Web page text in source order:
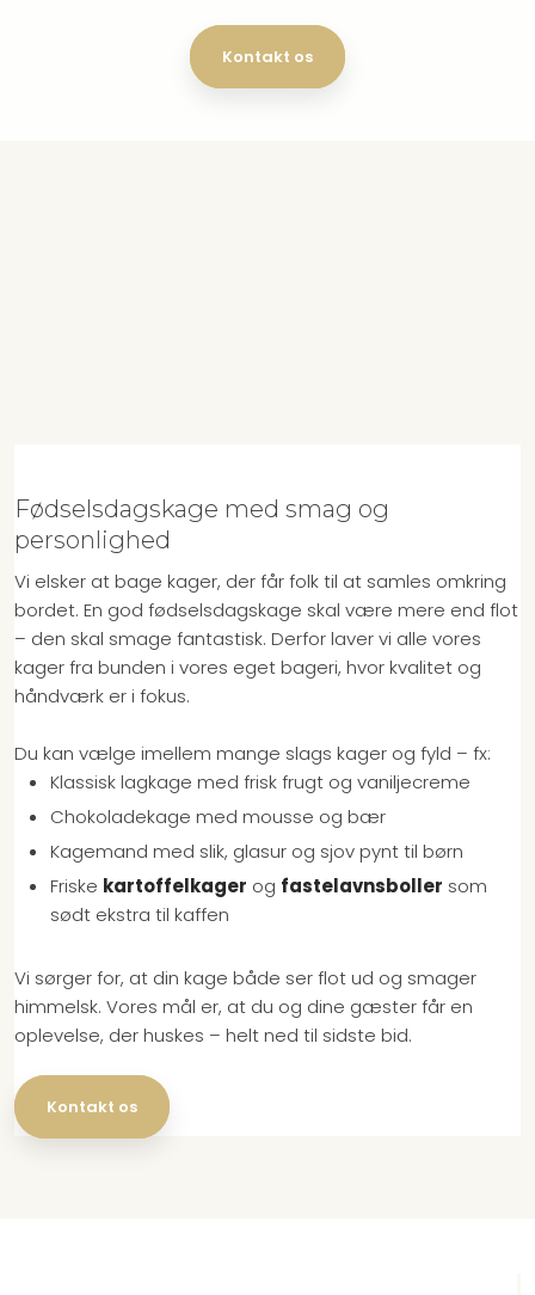
Kontakt os
Fødselsdagskage med smag og
personlighed
Vi elsker at bage kager, der får folk til at samles omkring
bordet. En god fødselsdagskage skal være mere end flot
– den skal smage fantastisk. Derfor laver vi alle vores
kager fra bunden i vores eget bageri, hvor kvalitet og
håndværk er i fokus.
Du kan vælge imellem mange slags kager og fyld – fx:
Klassisk lagkage med frisk frugt og vaniljecreme
Chokoladekage med mousse og bær
Kagemand med slik, glasur og sjov pynt til børn
Friske kartoffelkager og fastelavnsboller som
sødt ekstra til kaffen
Vi sørger for, at din kage både ser flot ud og smager
himmelsk. Vores mål er, at du og dine gæster får en
oplevelse, der huskes – helt ned til sidste bid.
Kontakt os